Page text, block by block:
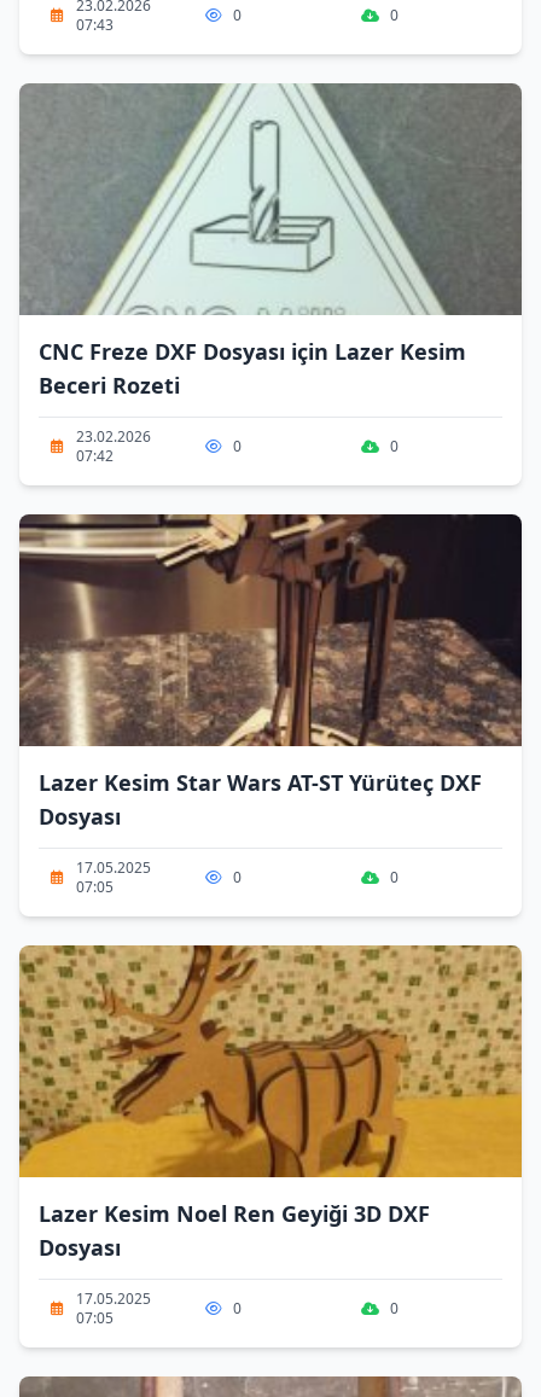
23.02.2026
07:43
0 0
CNC Freze DXF Dosyası için Lazer Kesim
Beceri Rozeti
23.02.2026
07:42
0 0
Lazer Kesim Star Wars AT-ST Yürüteç DXF
Dosyası
17.05.2025
07:05
0 0
Lazer Kesim Noel Ren Geyiği 3D DXF
Dosyası
17.05.2025
07:05
0 0